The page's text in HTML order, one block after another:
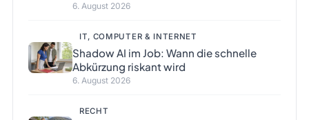
6. August 2026
IT, COMPUTER & INTERNET
Shadow AI im Job: Wann die schnelle
Abkürzung riskant wird
6. August 2026
RECHT